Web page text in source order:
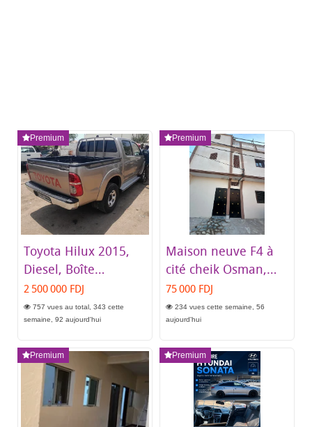
Premium
Toyota Hilux 2015,
Diesel, Boîte
Manuelle, Excellent
État
2 500 000 FDJ
757 vues au total, 343 cette
semaine, 92 aujourd'hui
Premium
Maison neuve F4 à
cité cheik Osman,
proche école
primaire Balbala 1
75 000 FDJ
234 vues cette semaine, 56
aujourd'hui
Premium Premium